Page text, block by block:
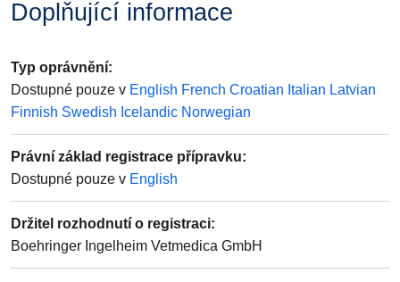
Doplňující informace
Typ oprávnění:
Dostupné pouze v English French Croatian Italian Latvian
Finnish Swedish Icelandic Norwegian
Právní základ registrace přípravku:
Dostupné pouze v English
Držitel rozhodnutí o registraci:
Boehringer Ingelheim Vetmedica GmbH